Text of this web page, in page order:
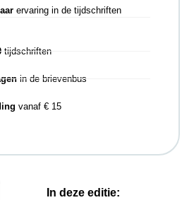
In deze editie:
ervaring in de tijdschriften
tijdschriften
in de brievenbus
vanaf € 15